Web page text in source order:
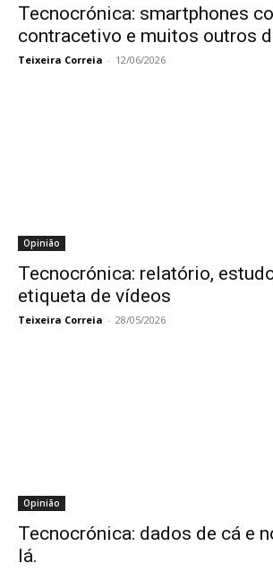
Tecnocrónica: smartphones
contracetivo e muitos outros
Teixeira Correia - 12/06/2026
Opinião
Tecnocrónica: relatório,
etiqueta de vídeos
Teixeira Correia - 28/05/2026
Opinião
Tecnocrónica: dados de cá e
lá.